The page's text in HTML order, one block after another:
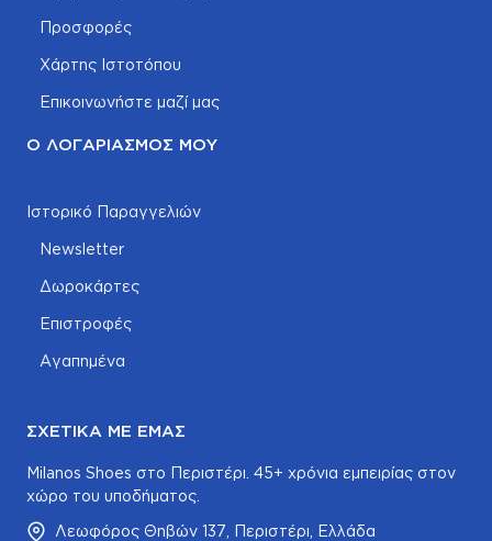
Προσφορές
Χάρτης Ιστοτόπου
Επικοινωνήστε μαζί μας
Ο ΛΟΓΑΡΙΑΣΜΌΣ ΜΟΥ
Ιστορικό Παραγγελιών
Newsletter
Δωροκάρτες
Επιστροφές
Αγαπημένα
ΣΧΕΤΙΚΆ ΜΕ ΕΜΆΣ
Milanos Shoes στο Περιστέρι. 45+ χρόνια εμπειρίας στον
χώρο του υποδήματος.
Λεωφόρος Θηβών 137, Περιστέρι, Ελλάδα